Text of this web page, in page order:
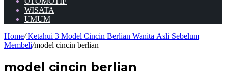
WISATA
UMUM
Home/Ketahui 3 Model Cincin Berlian Wanita Asli Sebelum
Membeli/model cincin berlian
model cincin berlian